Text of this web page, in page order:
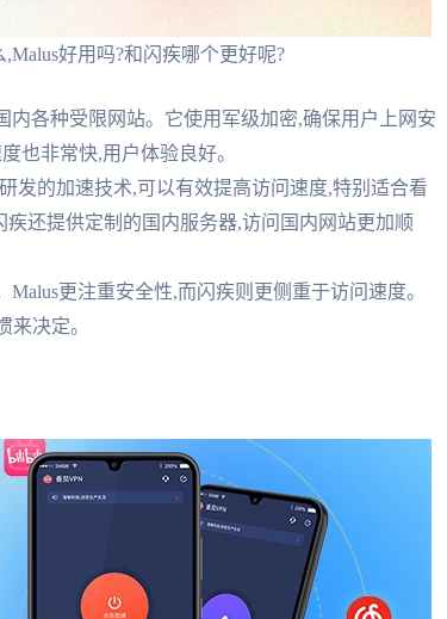
好用吗?和闪疾哪个更好呢?
内各种受限网站。它使用军级加密,确保用户上网安
也非常快,用户体验良好。
发的加速技术,可以有效提高访问速度,特别适合看
还提供定制的国内服务器,访问国内网站更加顺
更注重安全性,而闪疾则更侧重于访问速度。
决定。